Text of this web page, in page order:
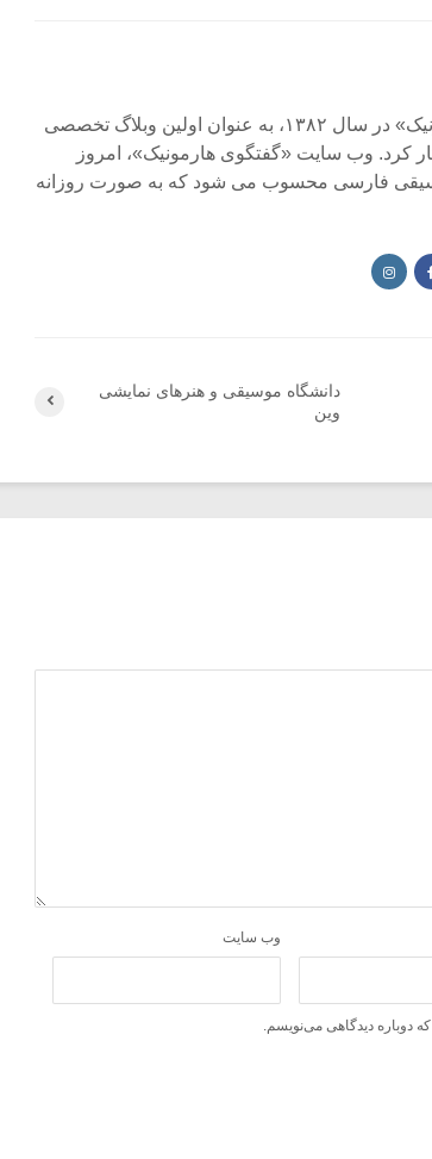
مجله آنلاین «گفتگوی هارمونیک» در سال ۱۳۸۲، به عنوان اولین وبلاگ تخصصی
کرد. وب سایت «گفتگوی هارمونیک»، امروز
فارسی محسوب می شود که به صورت روزانه
دانشگاه موسیقی و هنرهای نمایشی
وین
وب‌ سایت
دوباره دیدگاهی می‌نویسم.